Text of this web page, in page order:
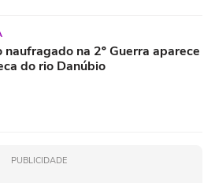
naufragado na 2º Guerra aparece
do rio Danúbio
PUBLICIDADE